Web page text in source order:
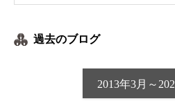
過去のブログ
2013年3月～